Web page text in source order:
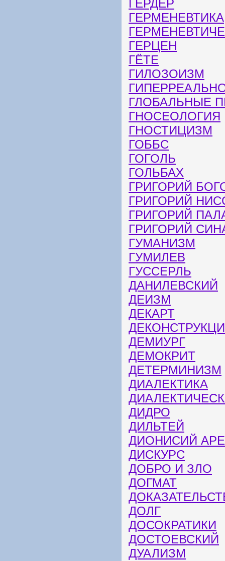
ГЕРДЕР
ГЕРМЕНЕВТИКА
ГЕРЦЕН
ГЁТЕ
ГИЛОЗОИЗМ
ГЛОБАЛЬНЫЕ
ГНОСЕОЛОГИЯ
ГНОСТИЦИЗМ
ГОББС
ГОГОЛЬ
ГОЛЬБАХ
ГРИГОРИЙ
ГРИГОРИЙ
ГРИГОРИЙ
ГРИГОРИЙ
ГУМАНИЗМ
ГУМИЛЕВ
ГУССЕРЛЬ
ДАНИЛЕВСКИЙ
ДЕИЗМ
ДЕКАРТ
ДЕМИУРГ
ДЕМОКРИТ
ДЕТЕРМИНИЗМ
ДИАЛЕКТИКА
ДИДРО
ДИЛЬТЕЙ
ДИОНИСИЙ
ДИСКУРС
ДОБРО И ЗЛО
ДОГМАТ
ДОЛГ
ДОСОКРАТИКИ
ДОСТОЕВСКИЙ
ДУАЛИЗМ